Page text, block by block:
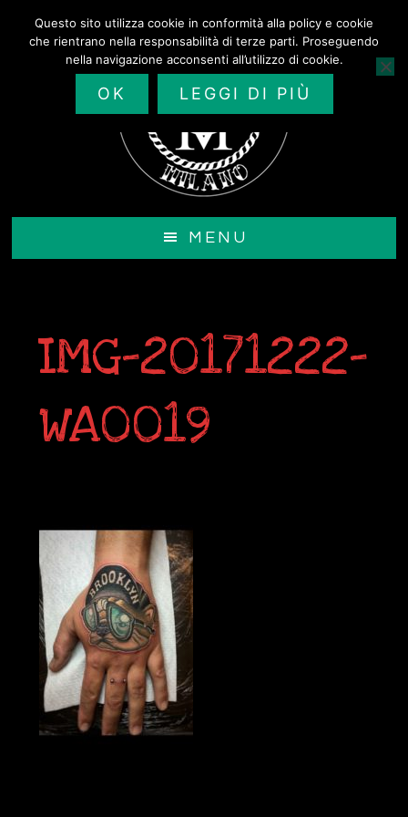
contenuto
MENU
IMG-20171222-
WA0019
Questo sito utilizza cookie in conformità alla policy e cookie
che rientrano nella responsabilità di terze parti. Proseguendo
nella navigazione acconsenti all’utilizzo di cookie.
OK LEGGI DI PIÙ